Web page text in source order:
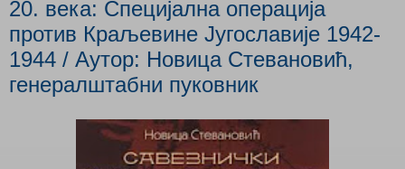
20. века: Специјална операција
против Краљевине Југославије 1942-
1944 / Аутор: Новица Стевановић,
генералштабни пуковник